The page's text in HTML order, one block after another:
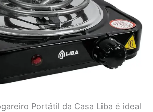
Portátil da Casa Liba é ideal